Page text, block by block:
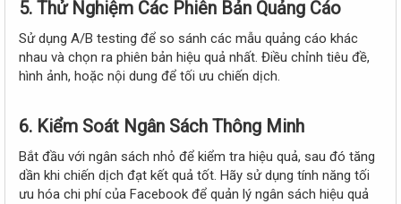
5. Thử Nghiệm Các Phiên Bản Quảng Cáo
Sử dụng A/B testing để so sánh các mẫu quảng cáo khác
nhau và chọn ra phiên bản hiệu quả nhất. Điều chỉnh tiêu đề,
hình ảnh, hoặc nội dung để tối ưu chiến dịch.
6. Kiểm Soát Ngân Sách Thông Minh
Bắt đầu với ngân sách nhỏ để kiểm tra hiệu quả, sau đó tăng
dần khi chiến dịch đạt kết quả tốt. Hãy sử dụng tính năng tối
ưu hóa chi phí của Facebook để quản lý ngân sách hiệu quả